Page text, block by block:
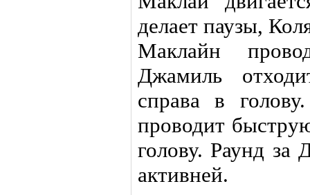
делает паузы,
Маклайн
Джамиль
справа в
проводит
голову. Раунд
активней.